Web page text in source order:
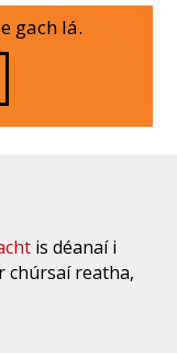
gach lá.
is déanaí i
chúrsaí reatha,